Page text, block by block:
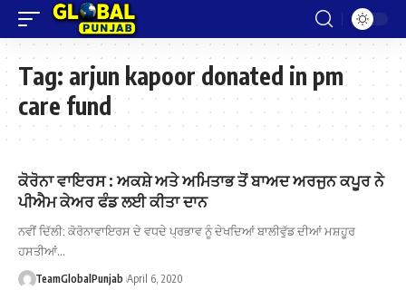
Tag: arjun kapoor donated in pm
care fund
ਕੋਰੋਨਾ ਵਾਇਰਸ : ਅਕਸ਼ੇ ਅਤੇ ਅਮਿਤਾਭ ਤੋਂ ਬਾਅਦ ਅਰਜੁਨ ਕਪੂਰ ਨੇ
ਪੀਐਮ ਕੇਅਰ ਫੰਡ ਲਈ ਕੀਤਾ ਦਾਨ
ਨਵੀਂ ਦਿੱਲੀ: ਕੋਰੋਨਾਵਾਇਰਸ ਦੇ ਵਧਦੇ ਪ੍ਰਭਾਵ ਨੂੰ ਦੇਖਦਿਆਂ ਬਾਲੀਵੁੱਡ ਦੀਆਂ ਮਸ਼ਹੂਰ
ਹਸਤੀਆਂ…
TeamGlobalPunjab April 6, 2020